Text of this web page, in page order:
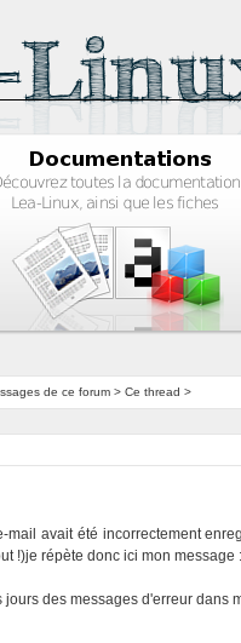
de ce forum> Ce thread >
mail avait été incorrectement
!)je répète donc ici mon message :
des messages d'erreur dans